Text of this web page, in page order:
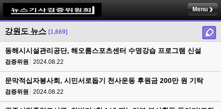
Menu
강원도 뉴스 [1,669]
동해시시설관리공단, 해오름스포츠센터 수영강습 프로그램 신설
검증위원 2024.08.22
문막적십자봉사회, 시민서로돕기 천사운동 후원금 200만 원 기탁
검증위원 2024.08.22